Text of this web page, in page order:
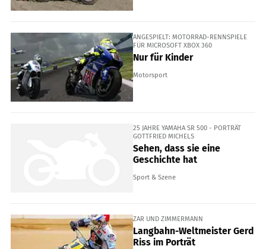
ANGESPIELT: MOTORRAD-RENNSPIELE
FÜR MICROSOFT XBOX 360
Nur für Kinder
Motorsport
25 JAHRE YAMAHA SR 500 - PORTRÄT
GOTTFRIED MICHELS
Sehen, dass sie eine
Geschichte hat
Sport & Szene
ZAR UND ZIMMERMANN
Langbahn-Weltmeister Gerd
Riss im Porträt